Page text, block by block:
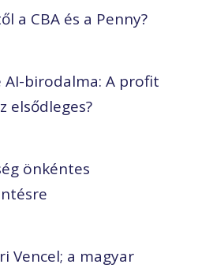
a CBA és a Penny?
AI-birodalma: A profit
elsődleges?
önkéntes
Vencel; a magyar